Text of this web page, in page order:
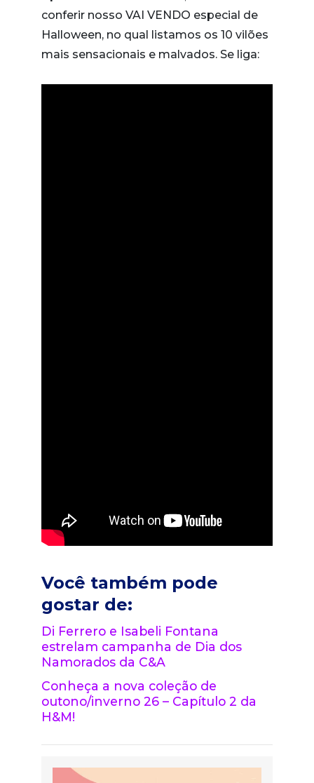
conferir nosso VAI VENDO especial de
Halloween, no qual listamos os 10 vilões
mais sensacionais e malvados. Se liga:
Você também pode
gostar de:
Di Ferrero e Isabeli Fontana
estrelam campanha de Dia dos
Namorados da C&A
Conheça a nova coleção de
outono/inverno 26 – Capítulo 2 da
H&M!